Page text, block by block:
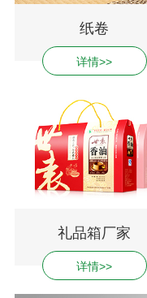
纸卷
详情>>
礼品箱厂家
详情>>